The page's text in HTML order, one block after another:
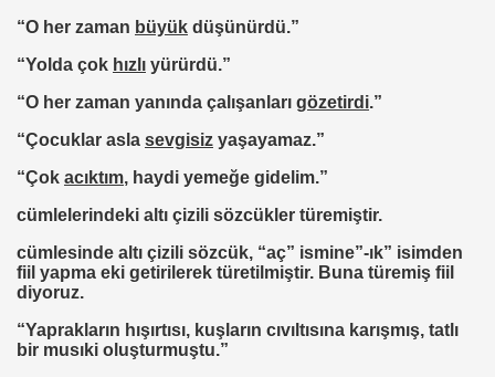
“O her zaman büyük düşünürdü.”
“Yolda çok hızlı yürürdü.”
“O her zaman yanında çalışanları gözetirdi.”
“Çocuklar asla sevgisiz yaşayamaz.”
“Çok acıktım, haydi yemeğe gidelim.”
cümlelerindeki altı çizili sözcükler türemiştir.
cümlesinde altı çizili sözcük, “aç” ismine”-ık” isimden
fiil yapma eki getirilerek türetilmiştir. Buna türemiş fiil
diyoruz.
“Yaprakların hışırtısı, kuşların cıvıltısına karışmış, tatlı
bir musıki oluşturmuştu.”